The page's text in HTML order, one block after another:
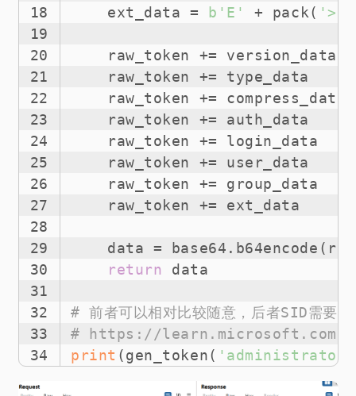
18
19
20
21
22
23
24
25
26
27
28
29
30
31
32
33
34
    ext_data =
b'E' + pack( '>I'
    raw_token += version_data
    raw_token += type_data
    raw_token += compress_data
    raw_token += auth_data
    raw_token += login_data
    raw_token += user_data
    raw_token += group_data
    raw_token += ext_data
data =
return
data
# 前者可以相对比较随意，后者SID需要通
# https://learn.microsoft.com/
print (gen_token(